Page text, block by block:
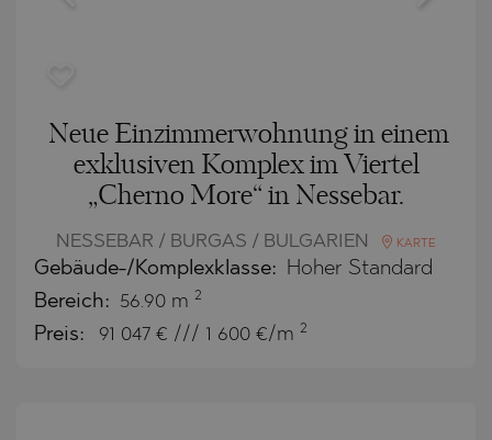
Neue Einzimmerwohnung in einem
exklusiven Komplex im Viertel
„Cherno More“ in Nessebar.
NESSEBAR / BURGAS / BULGARIEN KARTE
Gebäude-/Komplexklasse: Hoher Standard
Bereich: 56.90 m 2
Preis: 91 047 € /// 1 600 €/m 2